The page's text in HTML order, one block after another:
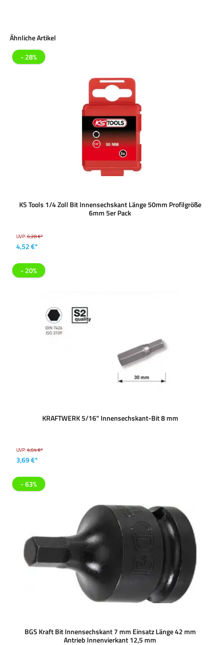
Produktgalerie überspringen
Ähnliche Artikel
- 28%
KS Tools 1/4 Zoll Bit Innensechskant Länge 50mm Profilgröße
6mm 5er Pack
UVP:6,28 €*
4,52 €*
- 20%
KRAFTWERK 5/16" Innensechskant-Bit 8 mm
UVP:4,64 €*
3,69 €*
- 63%
BGS Kraft Bit Innensechskant 7 mm Einsatz Länge 42 mm
Antrieb Innenvierkant 12,5 mm